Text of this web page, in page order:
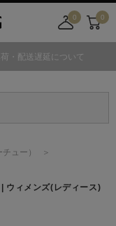
0
舗
カ
0
・配送遅延について
チュー）
| ウィメンズ(レディース)